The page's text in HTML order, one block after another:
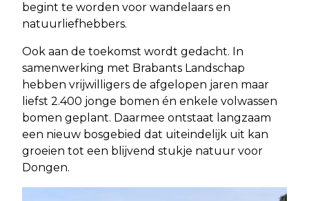
begint te worden voor wandelaars en
natuurliefhebbers.
Ook aan de toekomst wordt gedacht. In
samenwerking met Brabants Landschap
hebben vrijwilligers de afgelopen jaren maar
liefst 2.400 jonge bomen én enkele volwassen
bomen geplant. Daarmee ontstaat langzaam
een nieuw bosgebied dat uiteindelijk uit kan
groeien tot een blijvend stukje natuur voor
Dongen.